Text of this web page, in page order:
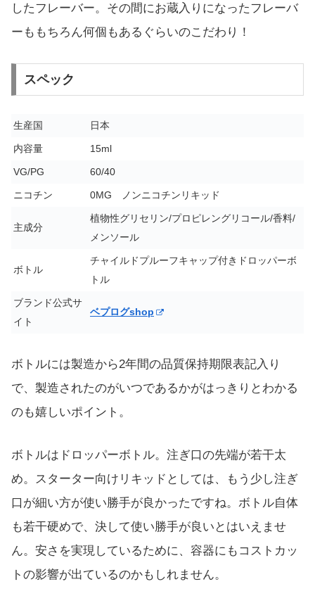
したフレーバー。その間にお蔵入りになったフレーバ
ーももちろん何個もあるぐらいのこだわり！
スペック
生産国 日本
内容量 15ml
VG/PG 60/40
ニコチン 0MG ノンニコチンリキッド
主成分
植物性グリセリン/プロピレングリコール/香料/
メンソール
ボトル
チャイルドプルーフキャップ付きドロッパーボ
トル
ブランド公式サ
イト
ベプログshop
ボトルには製造から2年間の品質保持期限表記入り
で、製造されたのがいつであるかがはっきりとわかる
のも嬉しいポイント。
ボトルはドロッパーボトル。注ぎ口の先端が若干太
め。スターター向けリキッドとしては、もう少し注ぎ
口が細い方が使い勝手が良かったですね。ボトル自体
も若干硬めで、決して使い勝手が良いとはいえませ
ん。安さを実現しているために、容器にもコストカッ
トの影響が出ているのかもしれません。